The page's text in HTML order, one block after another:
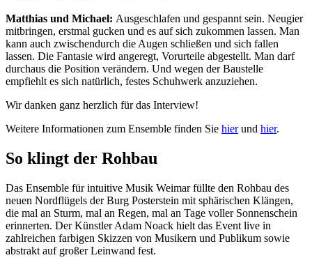
Matthias und Michael: Ausgeschlafen und gespannt sein. Neugier
mitbringen, erstmal gucken und es auf sich zukommen lassen. Man
kann auch zwischendurch die Augen schließen und sich fallen
lassen. Die Fantasie wird angeregt, Vorurteile abgestellt. Man darf
durchaus die Position verändern. Und wegen der Baustelle
empfiehlt es sich natürlich, festes Schuhwerk anzuziehen.
Wir danken ganz herzlich für das Interview!
Weitere Informationen zum Ensemble finden Sie hierund hier.
So klingt der Rohbau
Das Ensemble für intuitive Musik Weimar füllte den Rohbau des
neuen Nordflügels der Burg Posterstein mit sphärischen Klängen,
die mal an Sturm, mal an Regen, mal an Tage voller Sonnenschein
erinnerten. Der Künstler Adam Noack hielt das Event live in
zahlreichen farbigen Skizzen von Musikern und Publikum sowie
abstrakt auf großer Leinwand fest.